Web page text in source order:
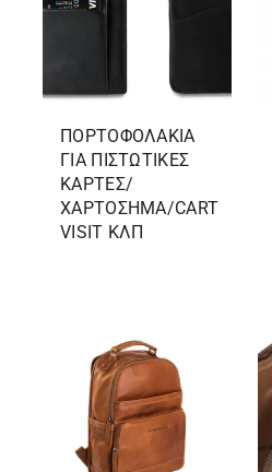
ΠΟΡΤΟΦΟΛΑΚΙΑ
ΓΙΑ ΠΙΣΤΩΤΙΚΕΣ
ΚΑΡΤΕΣ/
ΧΑΡΤΟΣΗΜΑ/CART
VISIT ΚΛΠ